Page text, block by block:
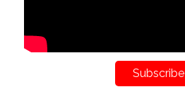
Subscribe